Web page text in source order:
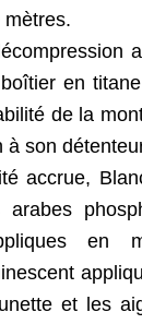
en
de la
à son
accrue,
arabes
en
et les